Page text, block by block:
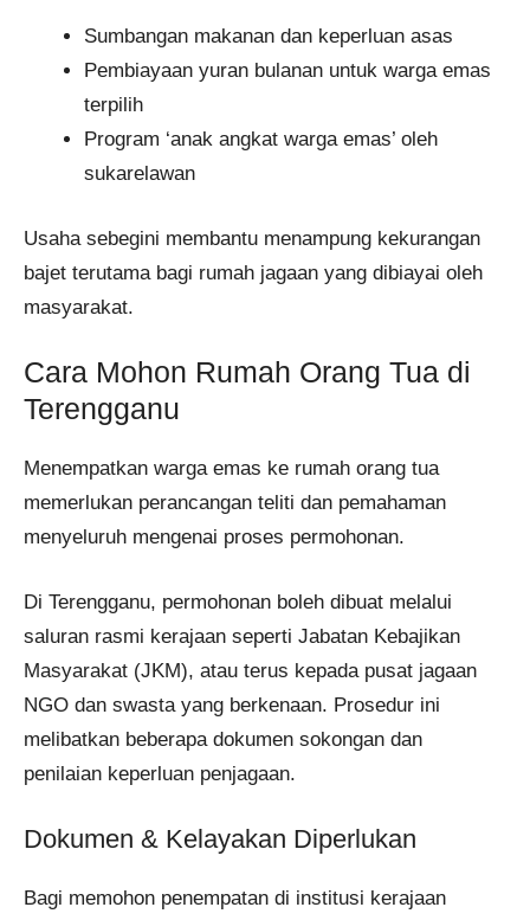
Sumbangan makanan dan keperluan asas
Pembiayaan yuran bulanan untuk warga emas
terpilih
Program ‘anak angkat warga emas’ oleh
sukarelawan
Usaha sebegini membantu menampung kekurangan
bajet terutama bagi rumah jagaan yang dibiayai oleh
masyarakat.
Cara Mohon Rumah Orang Tua di
Terengganu
Menempatkan warga emas ke rumah orang tua
memerlukan perancangan teliti dan pemahaman
menyeluruh mengenai proses permohonan.
Di Terengganu, permohonan boleh dibuat melalui
saluran rasmi kerajaan seperti Jabatan Kebajikan
Masyarakat (JKM), atau terus kepada pusat jagaan
NGO dan swasta yang berkenaan. Prosedur ini
melibatkan beberapa dokumen sokongan dan
penilaian keperluan penjagaan.
Dokumen & Kelayakan Diperlukan
Bagi memohon penempatan di institusi kerajaan